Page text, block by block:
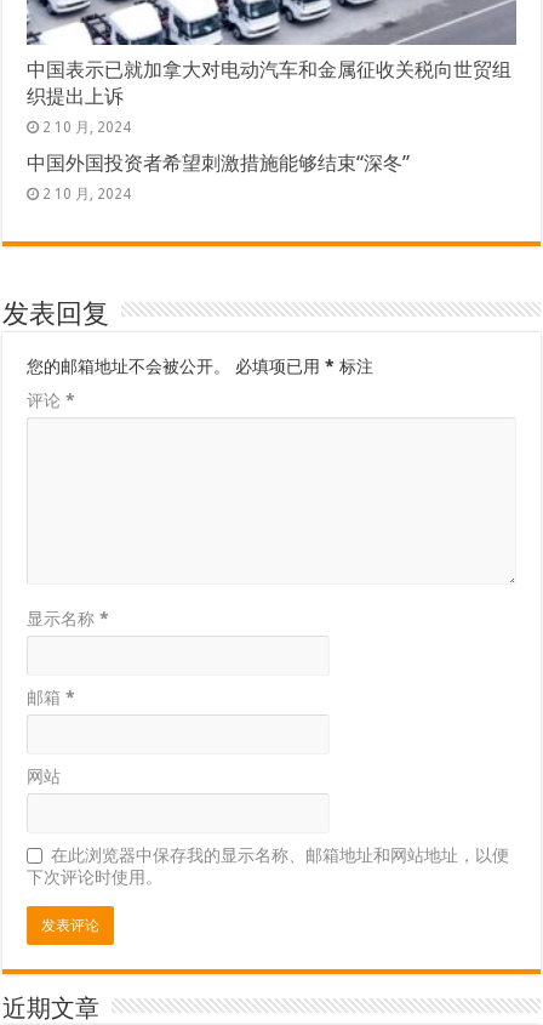
中国表示已就加拿大对电动汽车和金属征收关税向世贸组
织提出上诉
2 10 月, 2024
中国外国投资者希望刺激措施能够结束“深冬”
2 10 月, 2024
发表回复
您的邮箱地址不会被公开。 必填项已用* 标注
评论*
显示名称*
邮箱*
网站
在此浏览器中保存我的显示名称、邮箱地址和网站地址，以便
下次评论时使用。
近期文章